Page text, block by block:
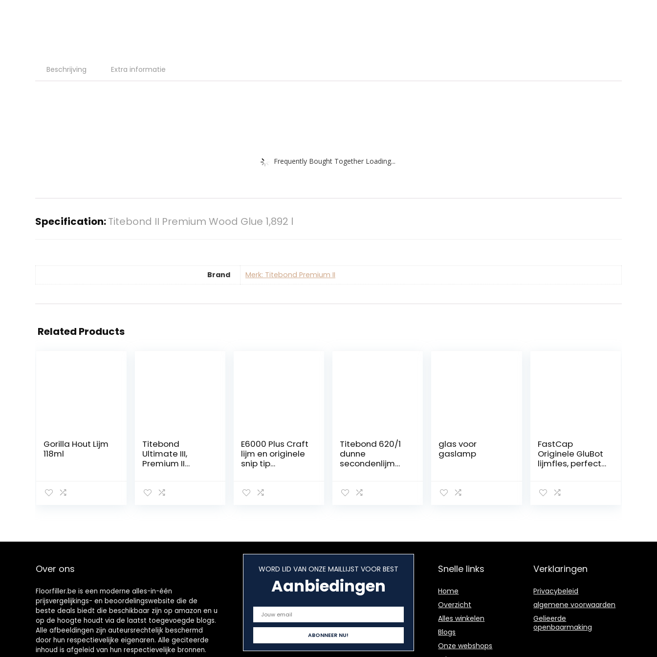
Beschrijving Extra informatie
Frequently Bought Together Loading...
Specification:Titebond II Premium Wood Glue 1,892 l
Brand Merk: Titebond Premium II
Related Products
Gorilla Hout Lijm
118ml
Titebond
Ultimate III,
Premium II
E6000 Plus Craft
lijm en originele
snip tip
glas,
Titebond 620/1
dunne
secondenlijm
57 g
glas voor
gaslamp
FastCap
Originele GluBot
lijmfles, perfect
aanbrengen van
Over ons
Floorfiller.be is een moderne alles-in-één
prijsvergelijkings- en beoordelingswebsite die de
beste deals biedt die beschikbaar zijn op amazon en u
op de hoogte houdt via de laatst toegevoegde blogs.
Alle afbeeldingen zijn auteursrechtelijk beschermd
door hun respectievelijke eigenaren. Alle geciteerde
inhoud is afgeleid van hun respectievelijke bronnen.
WORD LID VAN ONZE MAILLIJST VOOR BEST
Aanbiedingen
Snelle links
Home
Overzicht
Alles winkelen
Blogs
Onze webshops
Verklaringen
Privacybeleid
algemene voorwaarden
Gelieerde
openbaarmaking